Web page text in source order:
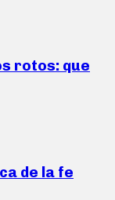
rotos: que
de la fe